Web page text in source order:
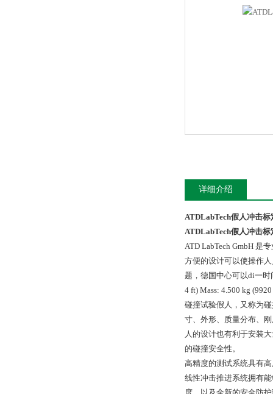
详细介绍
ATDLabTech假人冲击标
ATDLabTech假人冲击标
ATD LabTech GmbH 是专
方便的设计可以使操作
题，德国中心可以di一时
4 ft) Mass: 4.500 kg
碰撞试验假人，又称为
寸、外形、质量分布、
人的设计也有利于安装
的碰撞安全性。
高精度的测试系统具有
线性冲击推进系统拥有